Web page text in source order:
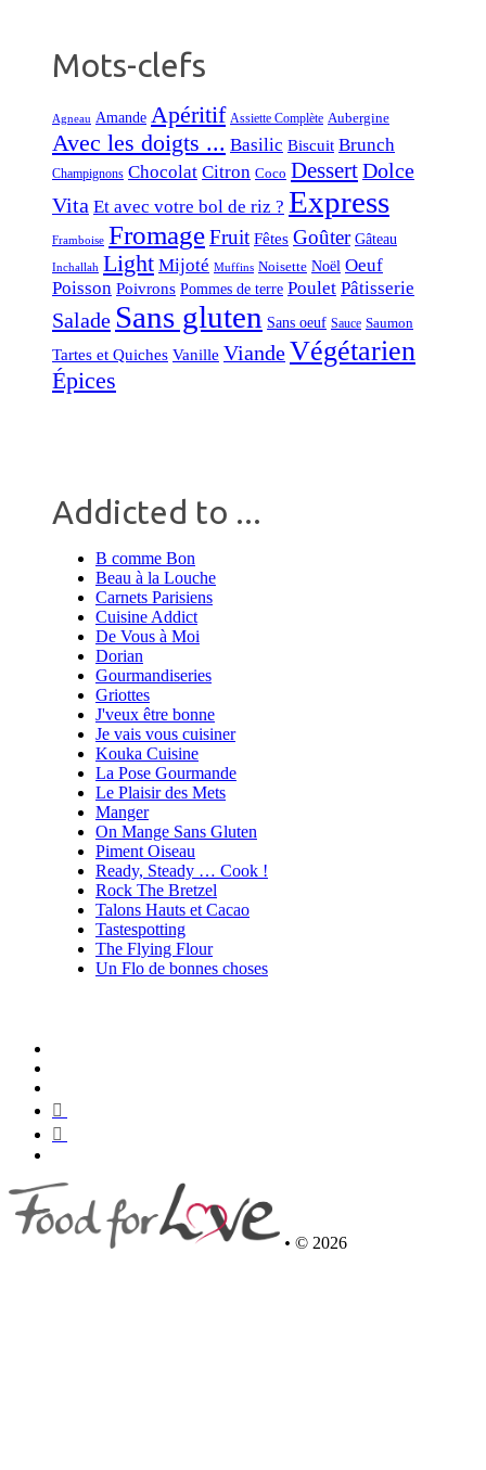
Mots-clefs
Agneau Amande Apéritif Assiette Complète Aubergine
Avec les doigts ... Basilic Biscuit Brunch
Champignons Chocolat Citron Coco DessertDolce
Vita Et avec votre bol de riz ? Express
Framboise FromageFruit Fêtes Goûter Gâteau
Inchallah Light Mijoté Muffins Noisette Noël Oeuf
Poisson Poivrons Pommes de terre Poulet Pâtisserie
Salade Sans gluten Sans oeuf Sauce Saumon
Tartes et Quiches Vanille ViandeVégétarien
Épices
Addicted to ...
B comme Bon
Beau à la Louche
Carnets Parisiens
Cuisine Addict
De Vous à Moi
Dorian
Gourmandiseries
Griottes
J'veux être bonne
Je vais vous cuisiner
Kouka Cuisine
La Pose Gourmande
Le Plaisir des Mets
Manger
On Mange Sans Gluten
Piment Oiseau
Ready, Steady … Cook !
Rock The Bretzel
Talons Hauts et Cacao
Tastespotting
The Flying Flour
Un Flo de bonnes choses
• © 2026